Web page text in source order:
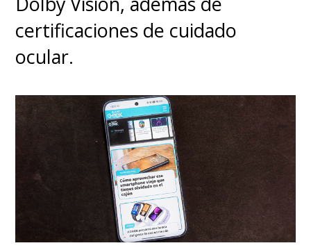
teniendo una transformación
que es para sacar aplausos
Damo
n como el general Leslie
Groves y una tremenda Emily
Blunt
como una Kitty
Oppenheimer, esposa del físico,
que se impone en el tercer acto.
Florence Pugh, pese a estar no
certificaciones de cuidado
ocular.